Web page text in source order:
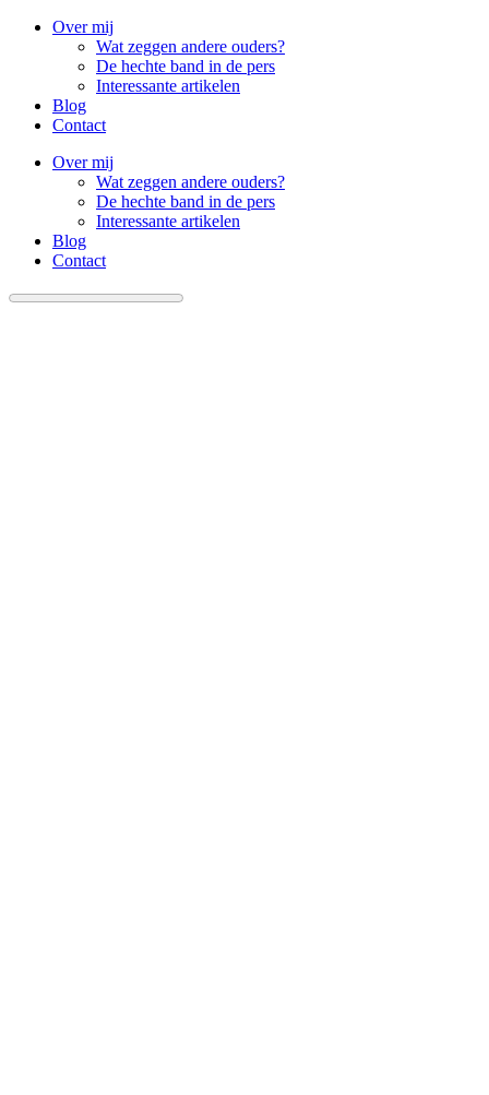
Over mij
Wat zeggen andere ouders?
De hechte band in de pers
Interessante artikelen
Blog
Contact
Over mij
Wat zeggen andere ouders?
De hechte band in de pers
Interessante artikelen
Blog
Contact